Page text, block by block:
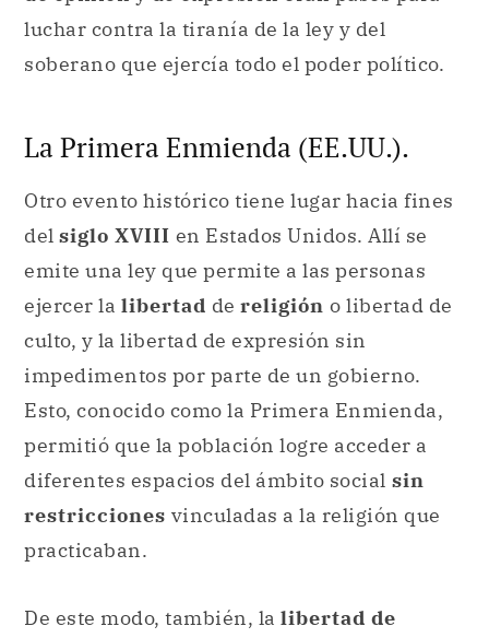
luchar contra la tiranía de la ley y del
soberano que ejercía todo el poder político.
La Primera Enmienda (EE.UU.).
Otro evento histórico tiene lugar hacia fines
del siglo XVIII en Estados Unidos. Allí se
emite una ley que permite a las personas
ejercer la libertad de religión o libertad de
culto, y la libertad de expresión sin
impedimentos por parte de un gobierno.
Esto, conocido como la Primera Enmienda,
permitió que la población logre acceder a
diferentes espacios del ámbito social sin
restricciones vinculadas a la religión que
practicaban.
De este modo, también, la libertad de